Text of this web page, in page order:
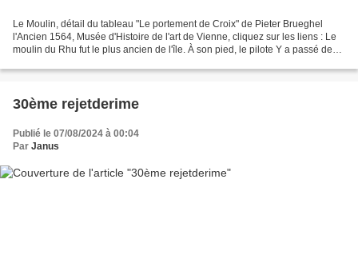
Le Moulin, détail du tableau "Le portement de Croix" de Pieter Brueghel
l'Ancien 1564, Musée d'Histoire de l'art de Vienne, cliquez sur les liens : Le
moulin du Rhu fut le plus ancien de l'île. À son pied, le pilote Y a passé des
30ème rejetderime
Publié le 07/08/2024 à 00:04
Par Janus